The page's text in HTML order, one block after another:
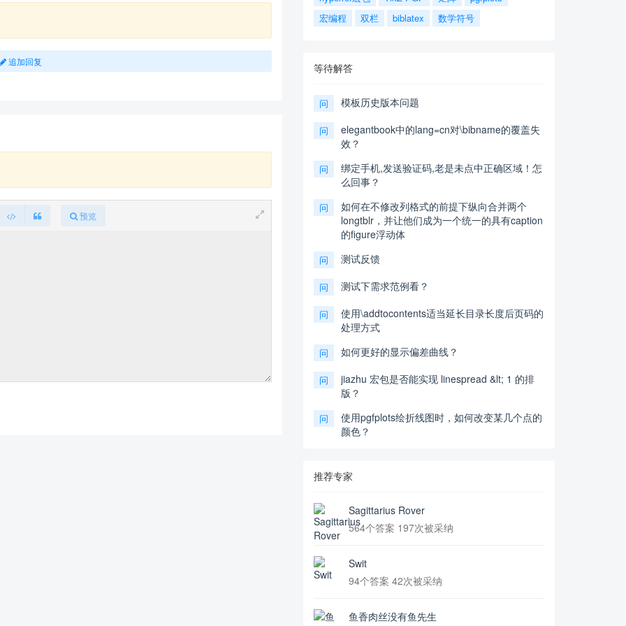
追加回复
预览
宏编程
双栏 biblatex 数学符号
等待解答
问 模板历史版本问题
问
elegantbook中的lang=cn对\bibname的覆盖失
效？
问
绑定手机,发送验证码,老是未点中正确区域！怎
么回事？
问
如何在不修改列格式的前提下纵向合并两个
longtblr，并让他们成为一个统一的具有caption
的figure浮动体
问 测试反馈
问 测试下需求范例看？
问
使用\addtocontents适当延长目录长度后页码的
处理方式
问 如何更好的显示偏差曲线？
问
jiazhu 宏包是否能实现 linespread &lt; 1 的排
版？
问
使用pgfplots绘折线图时，如何改变某几个点的
颜色？
推荐专家
Sagittarius Rover
564个答案 197次被采纳
Swit
94个答案 42次被采纳
鱼香肉丝没有鱼先生